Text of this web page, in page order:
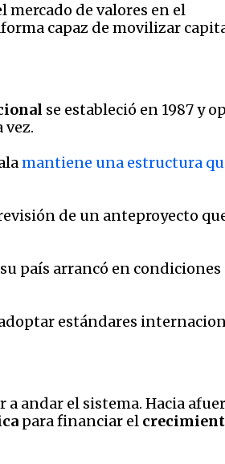
de valores en el
capaz de movilizar
se estableció en 1987 y
vez.
mantiene una estructura
de un anteproyecto
país arrancó en
estándares
andar el sistema. Hacia
para financiar el